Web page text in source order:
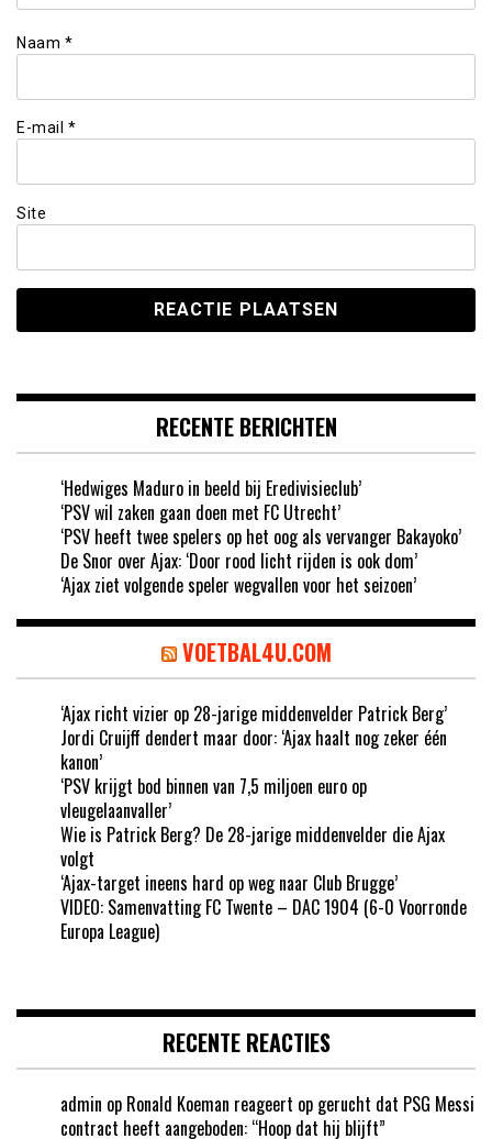
Naam *
E-mail *
Site
RECENTE BERICHTEN
‘Hedwiges Maduro in beeld bij Eredivisieclub’
‘PSV wil zaken gaan doen met FC Utrecht’
‘PSV heeft twee spelers op het oog als vervanger Bakayoko’
De Snor over Ajax: ‘Door rood licht rijden is ook dom’
‘Ajax ziet volgende speler wegvallen voor het seizoen’
VOETBAL4U.COM
‘Ajax richt vizier op 28-jarige middenvelder Patrick Berg’
Jordi Cruijff dendert maar door: ‘Ajax haalt nog zeker één
kanon’
‘PSV krijgt bod binnen van 7,5 miljoen euro op
vleugelaanvaller’
Wie is Patrick Berg? De 28-jarige middenvelder die Ajax
volgt
‘Ajax-target ineens hard op weg naar Club Brugge’
VIDEO: Samenvatting FC Twente – DAC 1904 (6-0 Voorronde
Europa League)
RECENTE REACTIES
admin op Ronald Koeman reageert op gerucht dat PSG Messi
contract heeft aangeboden: “Hoop dat hij blijft”